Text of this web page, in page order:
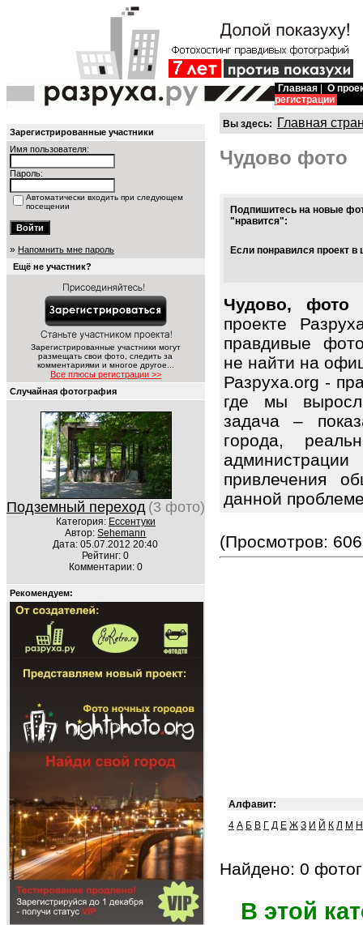
Главная
О
регистрации
Зарегистрированные участники
Имя пользователя:
Пароль:
Автоматически входить при следующем
посещении
» Напомнить мне пароль
Ещё не участник?
Зарегистрированные участники могут
размещать свои фото, следить за
комментариями и многое другое...
Все плюсы регистрации >>
Случайная фотография
Подземный переход (3 фото)
Категория: Ессентуки
Автор:Sehemann
Дата: 05.07.2012 20:40
Рейтинг: 0
Комментарии: 0
Рекомендуем:
Вы здесь: Главная
Чудово фото
Подпишитесь на новые
"нравится":
Если понравился проект
Чудово, фото
проекте
правдивые
не найти на
Разруха.org -
где мы
задача –
города,
привлечения
данной
(Просмотров:
Алфавит:
4 А Б В Г Д Е Ж З И Й К Л М Н
Найдено: 0
В этой